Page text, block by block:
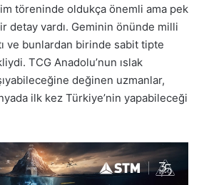
töreninde oldukça önemli ama pek
detay vardı. Geminin önünde milli
ve bunlardan birinde sabit tipte
TCG Anadolu’nun ıslak
değinen uzmanlar,
ilk kez Türkiye’nin yapabileceği